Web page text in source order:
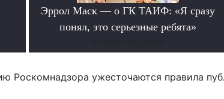
Эррол Маск — о ГК ТАИФ: «Я сразу
понял, это серьезные ребята»
Роскомнадзора ужесточаются правила